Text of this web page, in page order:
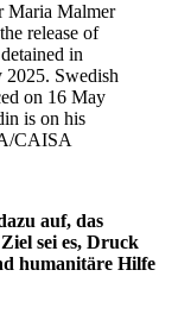
Maria Malmer
release of
in
Swedish
on 16 May
is on his
CAISA
auf, das
sei es, Druck
humanitäre Hilfe